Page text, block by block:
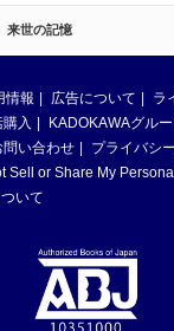
来世の記憶
情報 広告について
ラ
入
KADOKAWAグル
問い合わせ
プライバシ
Sell or Share My
いて